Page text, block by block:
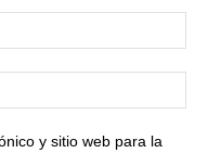
y sitio web para la